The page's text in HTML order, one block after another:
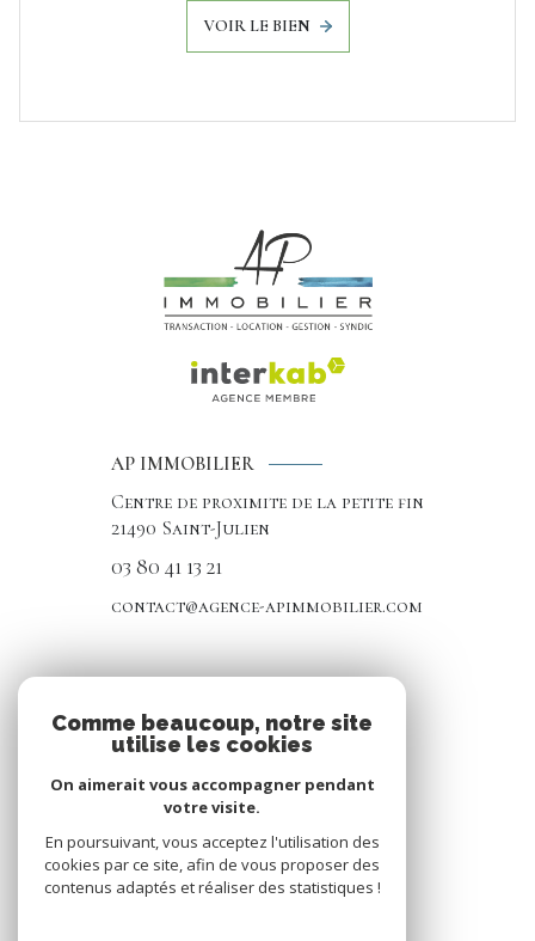
VOIR LE BIEN
AP IMMOBILIER
Centre de proximite de la petite fin
21490 Saint-Julien
03 80 41 13 21
contact@agence-apimmobilier.com
Nous suivre
Comme beaucoup, notre site
utilise les cookies
On aimerait vous accompagner pendant
votre visite.
En poursuivant, vous acceptez l'utilisation des
cookies par ce site, afin de vous proposer des
contenus adaptés et réaliser des statistiques !